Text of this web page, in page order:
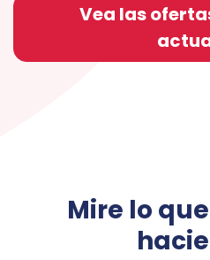
Vea las
Mire lo